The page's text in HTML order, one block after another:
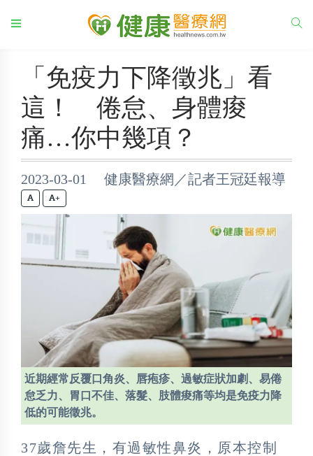
「免疫力下降徵兆」看
這！ 倦怠、身體痠
痛…你中幾項？
2023-03-01 健康醫療網／記者王冠廷報導
+
近期經常反覆口角炎、唇疱疹、過敏症狀加劇、易倦
怠乏力、胃口不佳、落髮、肢體痠痛等均是免疫力降
低的可能徵兆。
37歲詹先生，有過敏性鼻炎，原本控制